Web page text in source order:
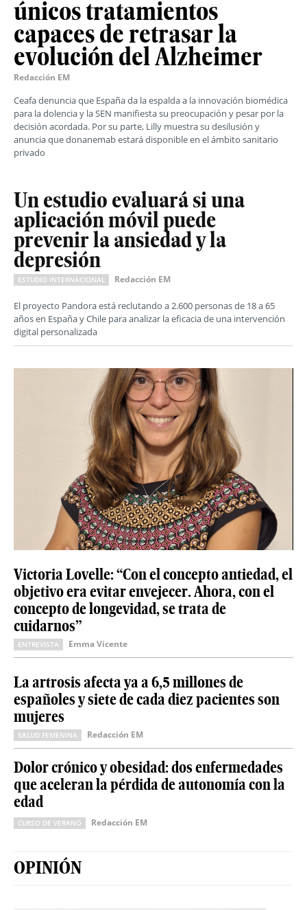
únicos tratamientos
capaces de retrasar la
evolución del Alzheimer
Redacción EM
Ceafa denuncia que España da la espalda a la innovación biomédica
para la dolencia y la SEN manifiesta su preocupación y pesar por la
decisión acordada. Por su parte, Lilly muestra su desilusión y
anuncia que donanemab estará disponible en el ámbito sanitario
privado
Un estudio evaluará si una
aplicación móvil puede
prevenir la ansiedad y la
depresión
ESTUDIO INTERNACIONAL Redacción EM
El proyecto Pandora está reclutando a 2.600 personas de 18 a 65
años en España y Chile para analizar la eficacia de una intervención
digital personalizada
Victoria Lovelle: “Con el concepto antiedad, el
objetivo era evitar envejecer. Ahora, con el
concepto de longevidad, se trata de
cuidarnos”
ENTREVISTA Emma Vicente
La artrosis afecta ya a 6,5 millones de
españoles y siete de cada diez pacientes son
mujeres
SALUD FEMENINA Redacción EM
Dolor crónico y obesidad: dos enfermedades
que aceleran la pérdida de autonomía con la
edad
CURSO DE VERANO Redacción EM
OPINIÓN